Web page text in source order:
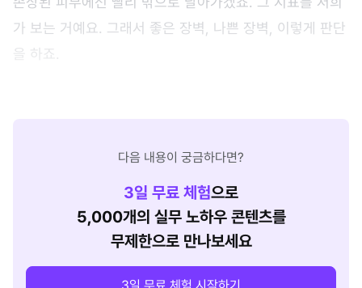
가 보는 거예요. 그래서 좋은 장벽, 나쁜 장벽, 이렇게 판단
을 하죠.
다음 내용이 궁금하다면?
3일 무료 체험으로
5,000개의 실무 노하우 콘텐츠를
무제한으로 만나보세요
3일 무료 체험 시작하기